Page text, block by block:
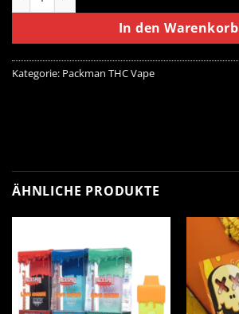
In den Warenkorb
Kategorie: Packman THC Vape
ÄHNLICHE PRODUKTE